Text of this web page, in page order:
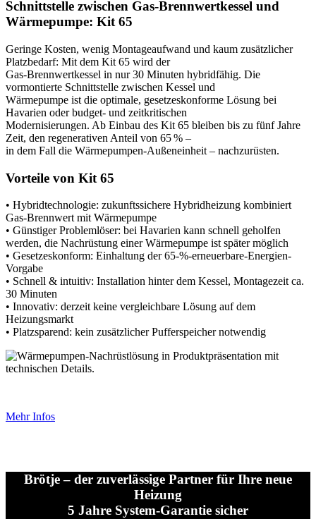
Schnittstelle zwischen Gas-Brennwertkessel und
Wärmepumpe: Kit 65
Geringe Kosten, wenig Montageaufwand und kaum zusätzlicher
Platzbedarf: Mit dem Kit 65 wird der
Gas-Brennwertkessel in nur 30 Minuten hybridfähig. Die
vormontierte Schnittstelle zwischen Kessel und
Wärmepumpe ist die optimale, gesetzeskonforme Lösung bei
Havarien oder budget- und zeitkritischen
Modernisierungen. Ab Einbau des Kit 65 bleiben bis zu fünf Jahre
Zeit, den regenerativen Anteil von 65 % –
in dem Fall die Wärmepumpen-Außeneinheit – nachzurüsten.
Vorteile von Kit 65
• Hybridtechnologie: zukunftssichere Hybridheizung kombiniert
Gas-Brennwert mit Wärmepumpe
• Günstiger Problemlöser: bei Havarien kann schnell geholfen
werden, die Nachrüstung einer Wärmepumpe ist später möglich
• Gesetzeskonform: Einhaltung der 65-%-erneuerbare-Energien-
Vorgabe
• Schnell & intuitiv: Installation hinter dem Kessel, Montagezeit ca.
30 Minuten
• Innovativ: derzeit keine vergleichbare Lösung auf dem
Heizungsmarkt
• Platzsparend: kein zusätzlicher Pufferspeicher notwendig
Mehr Infos
Brötje – der zuverlässige Partner für Ihre neue
Heizung
5 Jahre System-Garantie sicher